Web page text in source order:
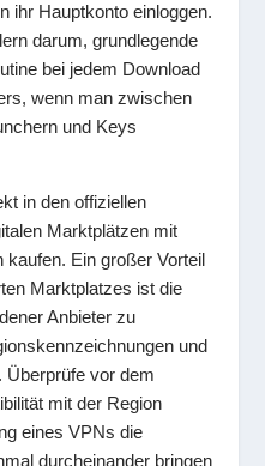
ihr Hauptkonto einloggen.
darum, grundlegende
bei jedem Download
wenn man zwischen
und Keys
in den offiziellen
Marktplätzen mit
kaufen. Ein großer Vorteil
Marktplatzes ist die
Anbieter zu
und
Überprüfe vor dem
mit der Region
eines VPNs die
durcheinander bringen